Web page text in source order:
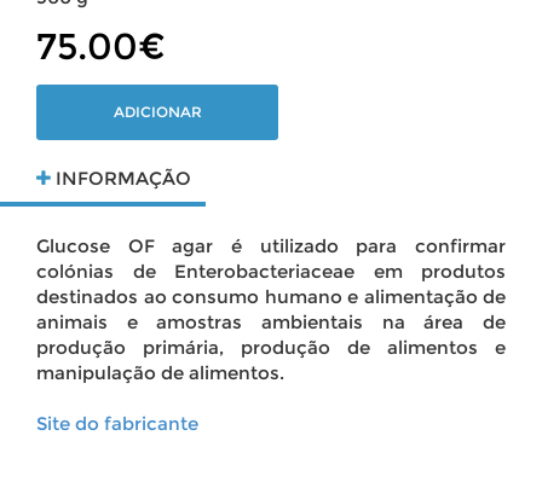
75.00€
ADICIONAR
INFORMAÇÃO
Glucose OF agar é utilizado para confirmar
colónias de Enterobacteriaceae em produtos
destinados ao consumo humano e alimentação de
animais e amostras ambientais na área de
produção primária, produção de alimentos e
manipulação de alimentos.
Site do fabricante